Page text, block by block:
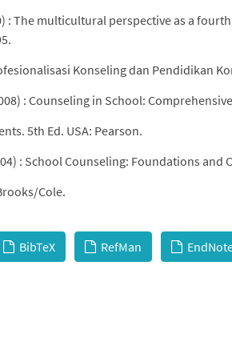
: The multicultural perspective as a
Konseling dan Pendidikan
: Counseling in School:
5th Ed. USA: Pearson.
: School Counseling: Foundations and
Cole.
BibTeX RefMan